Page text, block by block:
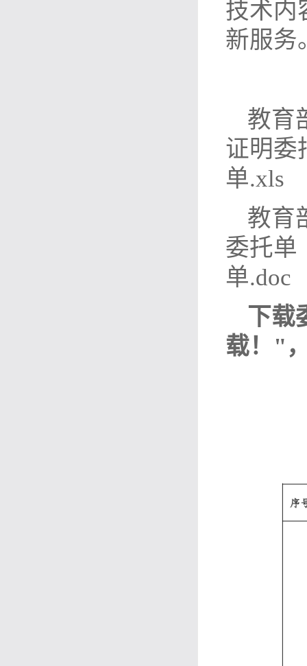
技术内
新服务
教育
证
单.xls
教育
委托
单.doc
下载
载！"